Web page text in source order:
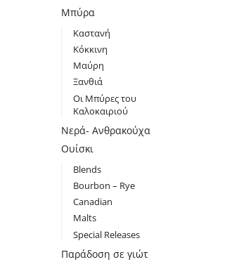
Μπύρα
Καστανή
Κόκκινη
Μαύρη
Ξανθιά
Οι Μπύρες του
Καλοκαιριού
Νερά- Ανθρακούχα
Ουίσκι
Blends
Bourbon – Rye
Canadian
Malts
Special Releases
Παράδοση σε γιώτ